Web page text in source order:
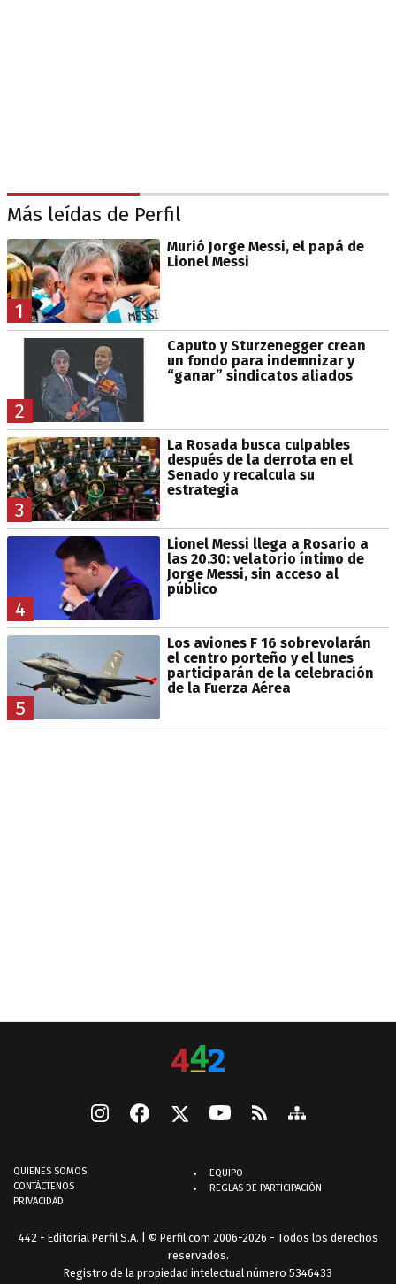
Más leídas de Perfil
1
Murió Jorge Messi, el papá de
Lionel Messi
2
Caputo y Sturzenegger crean
un fondo para indemnizar y
“ganar” sindicatos aliados
3
La Rosada busca culpables
después de la derrota en el
Senado y recalcula su
estrategia
4
Lionel Messi llega a Rosario a
las 20.30: velatorio íntimo de
Jorge Messi, sin acceso al
público
5
Los aviones F 16 sobrevolarán
el centro porteño y el lunes
participarán de la celebración
de la Fuerza Aérea
QUIENES SOMOS
CONTÁCTENOS
PRIVACIDAD
EQUIPO
REGLAS DE PARTICIPACIÓN
442 - Editorial Perfil S.A. | © Perfil.com 2006-2026 - Todos los derechos
reservados.
Registro de la propiedad intelectual número 5346433